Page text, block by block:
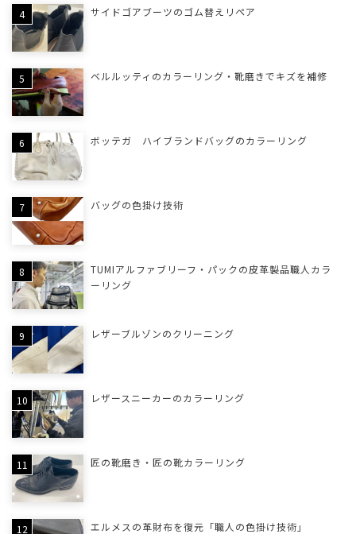
サイドゴアブーツのゴム替えリペア
ベルルッティのカラーリング・靴磨きでキズを補修
ボッテガ ハイブランドバッグのカラーリング
バッグの色掛け技術
TUMIアルファブリーフ・パックの皮革製品職人カラ
ーリング
レザーブルゾンのクリーニング
レザースニーカーのカラーリング
匠の靴磨き・匠の靴カラーリング
エルメスの革財布を復元「職人の色掛け技術」